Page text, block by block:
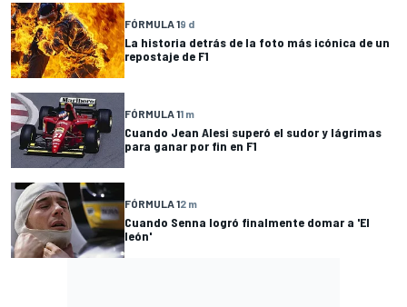
FÓRMULA 19 d
La historia detrás de la foto más icónica de un
repostaje de F1
FÓRMULA 11 m
Cuando Jean Alesi superó el sudor y lágrimas
para ganar por fin en F1
FÓRMULA 12 m
Cuando Senna logró finalmente domar a 'El
león'